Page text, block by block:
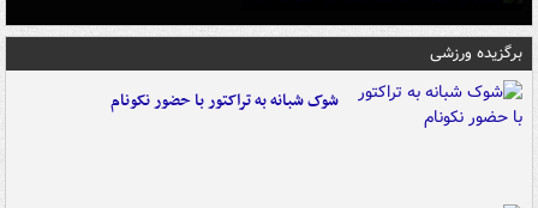
برگزیده ورزشی
شوک شبانه به تراکتور با حضور نکونام